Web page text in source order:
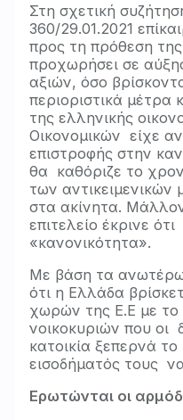
Στη σχετική
360/29.01.2021
προς τη πρόθεση
προχωρήσει σε
αξιών, όσο
περιοριστικά
της ελληνικής
Οικονομικών είχε
επιστροφής στην
θα καθόριζε το
των αντικειμενικών
στα ακίνητα.
επιτελείο έκρινε
«κανονικότητα».
Με βάση τα
ότι η Ελλάδα
χωρών της Ε.Ε με το
νοικοκυριών που οι
κατοικία ξεπερνά
εισοδήματός τους
Ερωτώνται οι